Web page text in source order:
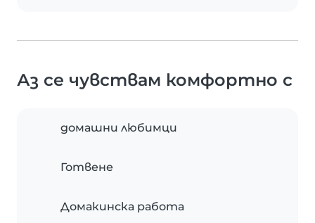
Аз се чувствам комфортно с
домашни любимци
Готвене
Домакинска работа